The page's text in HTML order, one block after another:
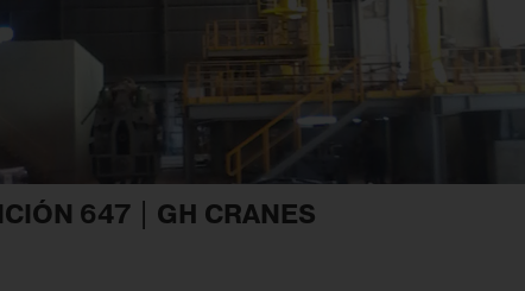
647 | GH CRANES